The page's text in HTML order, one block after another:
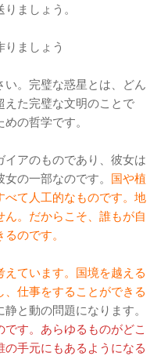
ましょう。
りましょう
。完璧な惑星とは、どん
えた完璧な文明のことで
の哲学です。
アのものであり、彼女は
の一部なのです。 国や植
べて人工的なものです。地
。だからこそ、誰もが自
のです。
ています。国境を越える
仕事をすることができる
と動の問題になります。
す。あらゆるものがどこ
手元にもあるようになる